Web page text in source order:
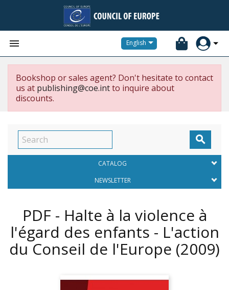
 English
Bookshop or sales agent? Don't hesitate to contact
us at publishing@coe.intto inquire about
discounts.

CATALOG
NEWSLETTER
PDF - Halte à la violence à
l'égard des enfants - L'action
du Conseil de l'Europe (2009)